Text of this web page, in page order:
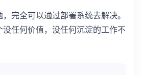
完全可以通过部署系统去解决。
任何价值，没任何沉淀的工作不